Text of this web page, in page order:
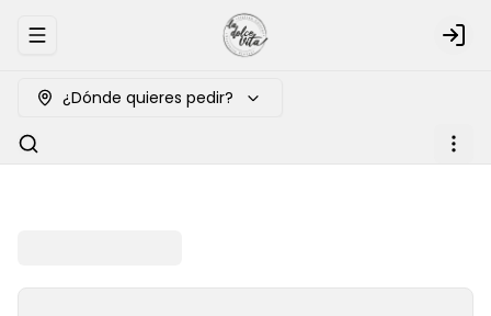
Abrir menu de navegación Login
¿Dónde quieres pedir?